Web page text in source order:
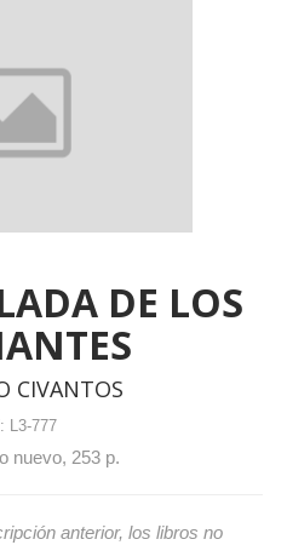
DE LOS
CIVANTOS
L3-777
nuevo, 253 p.
anterior, los libros no